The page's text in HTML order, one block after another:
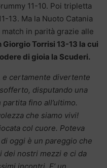
11-10. Poi tripletta
13. Ma la Nuoto Catania
in parità grazie alle
Giorgio Torrisi 13-13 la cui
di gioia la Scuderi.
e certamente divertente
disputando una
fino all’ultimo.
che siamo vivi!
col cuore. Poteva
oggi è un pareggio che
dei nostri mezzi e ci da